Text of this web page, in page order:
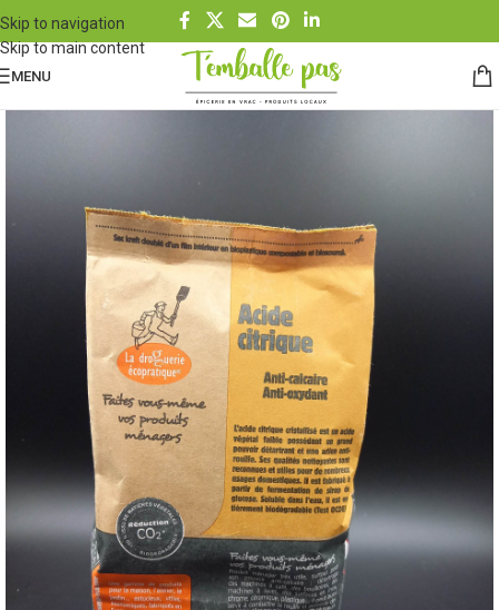
Skip to navigation
Skip to main content
MENU